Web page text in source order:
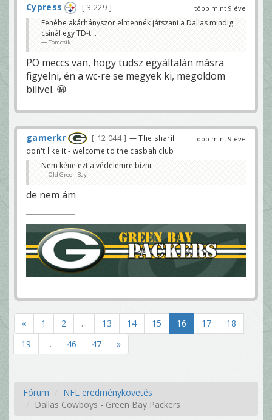
több mint 9 éve
Cypress
3 229
Fenébe akárhányszor elmennék játszani a Dallas mindig
csinál egy TD-t...
Tomcsik
PO meccs van, hogy tudsz egyáltalán másra
figyelni, én a wc-re se megyek ki, megoldom
bilivel. 😀
több mint 9 éve
gamerkr 12 044
— The sharif
don't like it - welcome to the casbah club
Nem kéne ezt a védelemre bízni.
Old Green Bay
de nem ám
« 1 2 ... 13 14 15 16 17
18
19
... 46 47 »
Fórum
NFL eredménykövetés
Dallas Cowboys - Green Bay Packers